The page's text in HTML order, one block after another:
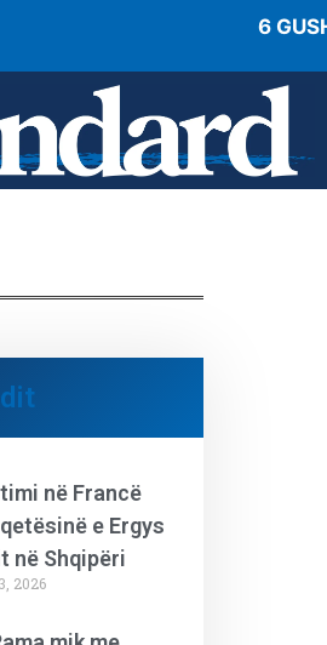
6
në Francë
e Ergys
në Shqipëri
2026